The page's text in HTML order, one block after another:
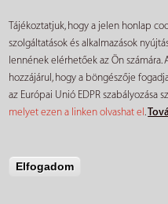
Tájékoztatjuk, hogy a jelen honlap
szolgáltatások és alkalmazások
lennének elérhetőek az Ön
hozzájárul, hogy a böngészője
az Európai Unió EDPR szabályozása
melyet ezen a linken olvashat el.
Elfogadom